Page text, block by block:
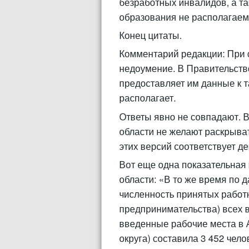
образования не
Конец цитаты.
Комментарий редакции: При
недоумение. В
предоставляет им данные к
располагает.
Ответы явно не совпадают.
области не желают
этих версий соответствует
Вот еще одна
области: «В то же время по
численность принятых
предпринимательства) всех
введенные рабочие места в
округа) составила 3 452